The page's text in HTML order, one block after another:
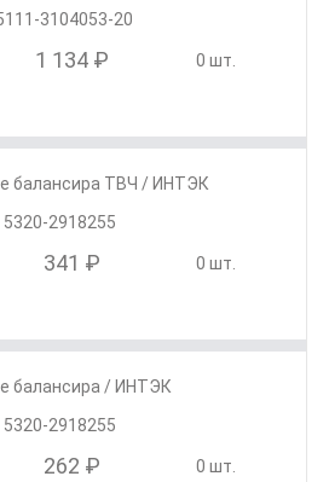
3104053-20
1 134 ₽ 0 шт.
балансира ТВЧ / ИНТЭК
5320-2918255
341 ₽ 0 шт.
балансира / ИНТЭК
5320-2918255
262 ₽ 0 шт.